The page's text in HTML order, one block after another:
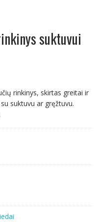
suktuvui
rinkinys, skirtas greitai ir
suktuvu ar gręžtuvu.